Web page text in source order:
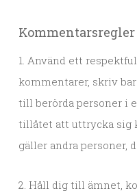
Kommentarsregler
1. Använd ett
kommentarer, skriv
till berörda personer i
tillåtet att uttrycka sig
gäller andra personer,
2. Håll dig till ämnet,